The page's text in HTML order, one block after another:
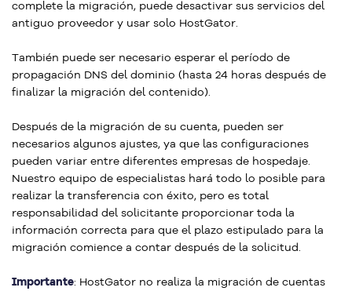
complete la migración, puede desactivar sus servicios del
antiguo proveedor y usar solo HostGator.
También puede ser necesario esperar el período de
propagación DNS del dominio (hasta 24 horas después de
finalizar la migración del contenido).
Después de la migración de su cuenta, pueden ser
necesarios algunos ajustes, ya que las configuraciones
pueden variar entre diferentes empresas de hospedaje.
Nuestro equipo de especialistas hará todo lo posible para
realizar la transferencia con éxito, pero es total
responsabilidad del solicitante proporcionar toda la
información correcta para que el plazo estipulado para la
migración comience a contar después de la solicitud.
Importante: HostGator no realiza la migración de cuentas